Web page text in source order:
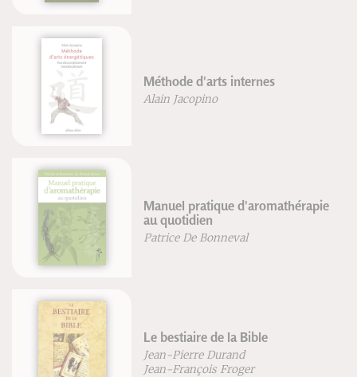
Méthode d'arts internes
Alain Jacopino
Manuel pratique d'aromathérapie
au quotidien
Patrice De Bonneval
Le bestiaire de la Bible
Jean-Pierre Durand
Jean-François Froger